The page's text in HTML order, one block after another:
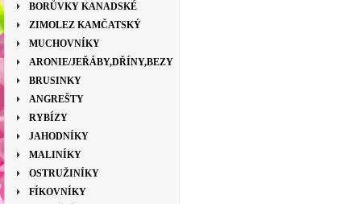
BORŮVKY KANADSKÉ
ZIMOLEZ KAMČATSKÝ
MUCHOVNÍKY
ARONIE/JEŘÁBY,DŘÍNY,BEZY
BRUSINKY
ANGREŠTY
RYBÍZY
JAHODNÍKY
MALINÍKY
OSTRUŽINÍKY
FÍKOVNÍKY